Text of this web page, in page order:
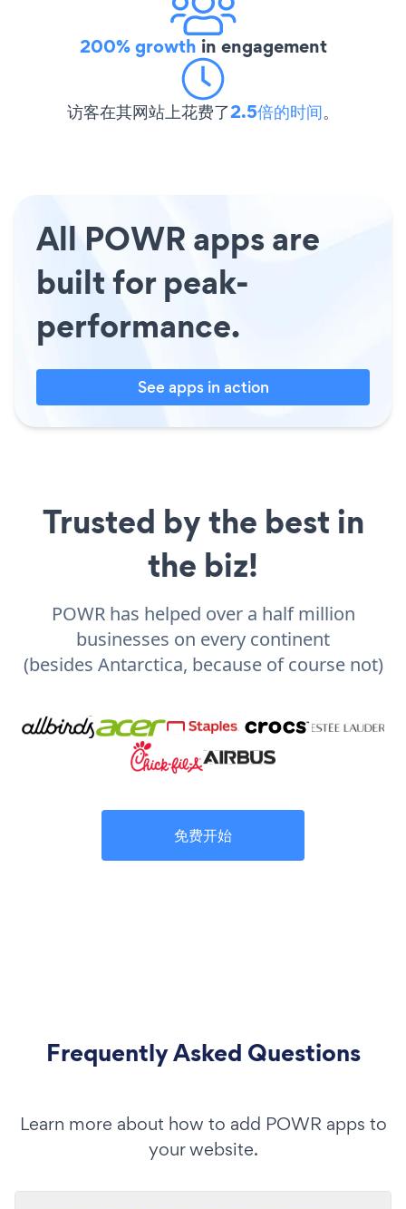
200% growth in engagement
访客在其网站上花费了2.5倍的时间。
All POWR apps are
built for peak-
performance.
See apps in action
Trusted by the best in
the biz!
POWR has helped over a half million
businesses on every continent
(besides Antarctica, because of course not)
免费开始
Frequently Asked Questions
Learn more about how to add POWR apps to
your website.